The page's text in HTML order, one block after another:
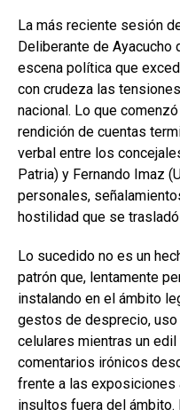
La más reciente sesión
Deliberante de Ayacucho
escena política que
con crudeza las
nacional. Lo que
rendición de cuentas
verbal entre los
Patria) y Fernando Imaz
personales,
hostilidad que se
Lo sucedido no es un
patrón que, lentamente
instalando en el ámbito
gestos de desprecio,
celulares mientras un
comentarios irónicos
frente a las exposiciones
insultos fuera del ámbito.